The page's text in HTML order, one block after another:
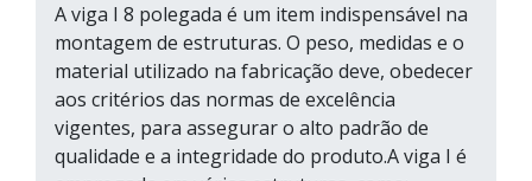
A viga I 8 polegada é um item indispensável na
montagem de estruturas. O peso, medidas e o
material utilizado na fabricação deve, obedecer
aos critérios das normas de excelência
vigentes, para assegurar o alto padrão de
qualidade e a integridade do produto.A viga I é